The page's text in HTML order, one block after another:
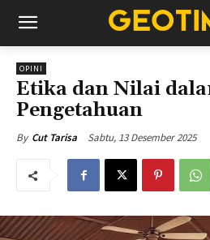
OPINI
Etika dan Nilai
Pengetahuan
By Cut Tarisa Sabtu, 13 Desember 2025